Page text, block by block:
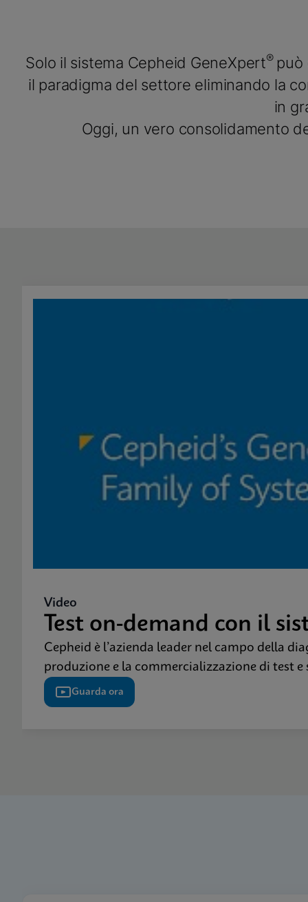
Solo il sistema Cepheid GeneXpert® può
il paradigma del settore eliminando la
in
Oggi, un vero consolidamento
Video
Test on-demand con il
Cepheid è l’azienda leader nel campo della
produzione e la commercializzazione di test
Guarda ora